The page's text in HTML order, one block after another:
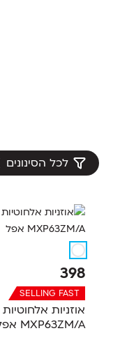
לכל הסינונים
398
SELLING FAST
MXP63ZM/A אפל